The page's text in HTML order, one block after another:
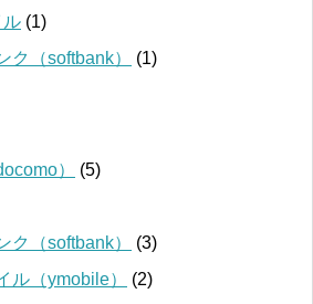
ル (1)
ク（softbank）
(1)
）
(5)
ク（softbank）
(3)
ル（ymobile）
(2)